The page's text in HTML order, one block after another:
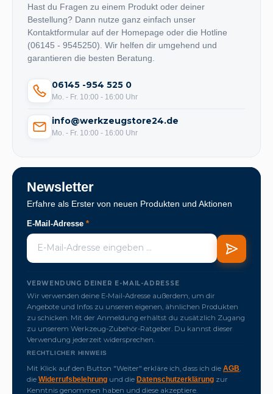
Hast du Fragen zu einem Produkt oder deiner
Bestellung? Dann nutze ganz einfach unser
Kontaktformular auf der Homepage oder die Hotline
(06145 - 9545250). Wir helfen dir umgehend und
garantieren die besten Beratung.
06145 -954 525 0
Mo. - Fr. 10:00 - 16:00 Uhr
info@werkzeugstore24.de
Mo. - Fr. 10:00 - 16:00 Uhr
Newsletter
Erfahre als Erster von neuen Produkten und Aktionen
E-Mail-Adresse *
VERWENDUNG DEINER E-MAIL-ADRESSE
Wir verwenden deine E-Mail-Adresse außerdem, um dir
Angebote und Infos zu unseren eigenen, ähnlichen Produkten
zu schicken. Mit der Anmeldung erhältst du zusätzlich Zugang
zu unserem Werkzeug-Zubehör-Ratgeber. Du kannst dieser
Verwendung jederzeit widersprechen.
RECHTLICHER HINWEIS
Mit Klick auf den Button "Weiter" erkläre ich, dass ich die AGB
die Widerrufsbelehrung und die Datenschutzerklärung zur
Kenntnis genommen haben und diese akzeptiere.